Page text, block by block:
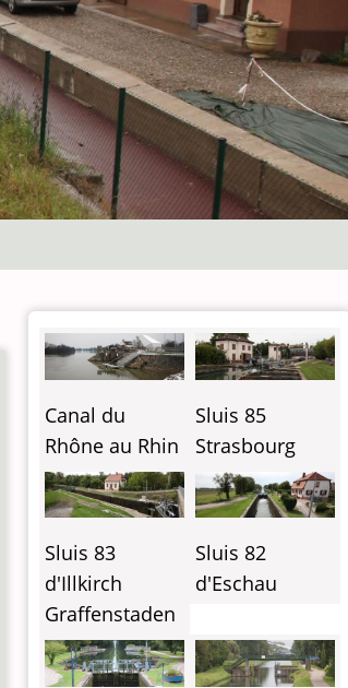
Canal du
Rhône au Rhin
Sluis 85
Strasbourg
Sluis 83
d'Illkirch
Graffenstaden
Sluis 82
d'Eschau